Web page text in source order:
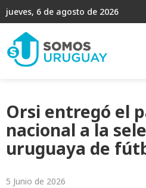
jueves, 6 de agosto de 2026
Orsi entregó el
nacional a la
uruguaya de
5 Junio de 2026